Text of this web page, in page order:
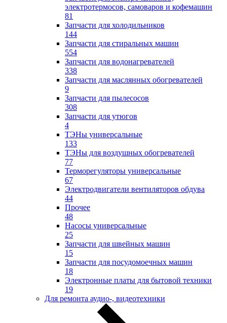
электротермосов, самоваров и кофемашин
81
Запчасти для холодильников
144
Запчасти для стиральных машин
554
Запчасти для водонагревателей
338
Запчасти для маслянных обогревателей
9
Запчасти для пылесосов
308
Запчасти для утюгов
4
ТЭНы универсальные
133
ТЭНы для воздушных обогревателей
77
Терморегуляторы универсальные
67
Электродвигатели вентиляторов обдува
44
Прочее
48
Насосы универсальные
25
Запчасти для швейных машин
15
Запчасти для посудомоечных машин
18
Электронные платы для бытовой техники
19
Для ремонта аудио-, видеотехники